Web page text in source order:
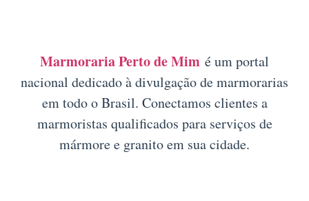
Marmoraria Perto de Mim é um portal
nacional dedicado à divulgação de marmorarias
em todo o Brasil. Conectamos clientes a
marmoristas qualificados para serviços de
mármore e granito em sua cidade.